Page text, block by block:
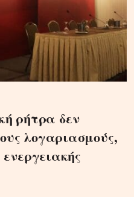
ρήτρα δεν
λογαριασμούς,